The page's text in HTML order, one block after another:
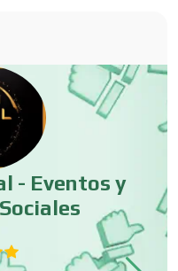
- Eventos y